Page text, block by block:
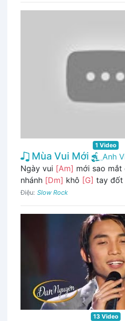
1 Video
Mùa Vui Mới
Anh
Ngày vui [Am] mới sao mắt
nhánh [Dm] khô [G] tay đốt
Điệu: Slow Rock
13 Video